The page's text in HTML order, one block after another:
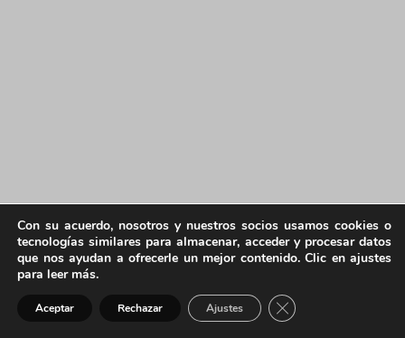
Con su acuerdo, nosotros y nuestros socios usamos cookies o
tecnologías similares para almacenar, acceder y procesar datos
que nos ayudan a ofrecerle un mejor contenido. Clic en ajustes
para leer más.
Aceptar Rechazar Ajustes Cerrar el banner de